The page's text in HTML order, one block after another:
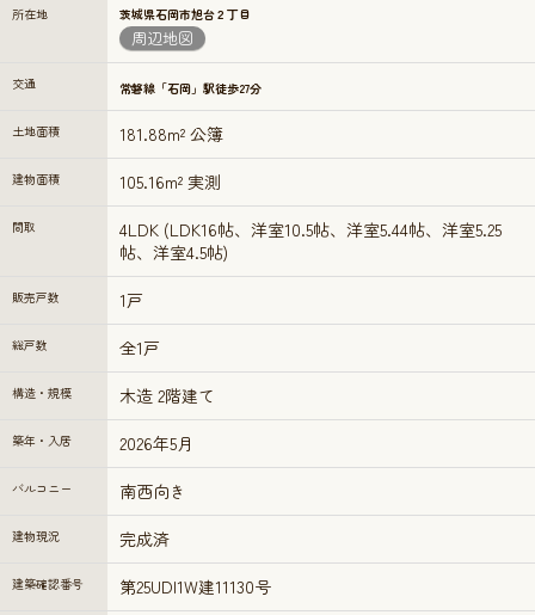
所在地 茨城県石岡市旭台２丁目
周辺地図
交通 常磐線「石岡」駅徒歩27分
土地面積 181.88m² 公簿
建物面積 105.16m² 実測
間取
4LDK (LDK16帖、洋室10.5帖、洋室5.44帖、洋室5.25
帖、洋室4.5帖)
販売戸数 1戸
総戸数 全1戸
構造・規模 木造 2階建て
築年・入居 2026年5月
バルコニー 南西向き
建物現況 完成済
建築確認番号 第25UDI1W建11130号